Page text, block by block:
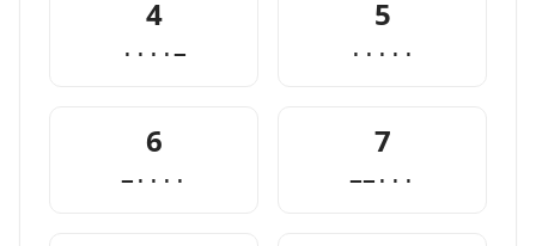
4
····−
5
·····
6
−····
7
−−···